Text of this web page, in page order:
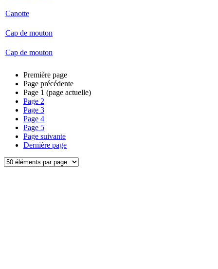
Canotte
Cap de mouton
Cap de mouton
Première page
Page précédente
Page 1 (page actuelle)
Page 2
Page 3
Page 4
Page 5
Page suivante
Dernière page